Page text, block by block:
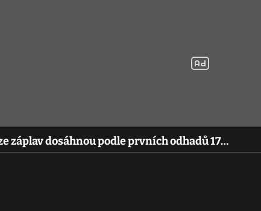
záplav dosáhnou podle prvních odhadů 17…